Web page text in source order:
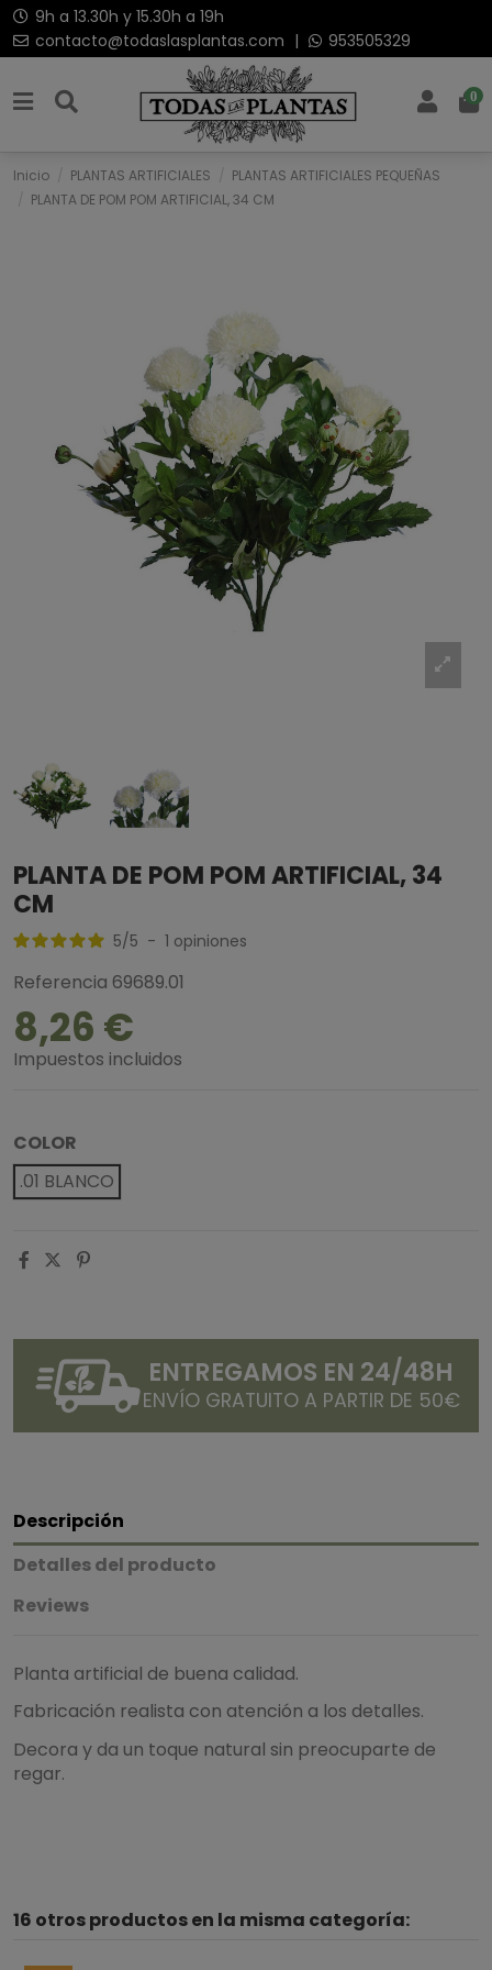
9h a 13.30h y 15.30h a 19h
contacto@todaslasplantas.com | 953505329
0
Inicio PLANTAS ARTIFICIALES
PLANTAS ARTIFICIALES PEQUEÑAS
PLANTA DE POM POM ARTIFICIAL, 34 CM
PLANTA DE POM POM ARTIFICIAL, 34
CM
5/5 - 1 opiniones
Referencia 69689.01
8,26 €
Impuestos incluidos
COLOR
.01 BLANCO
ENTREGAMOS EN 24/48H
ENVÍO GRATUITO A PARTIR DE 50€
Descripción
Detalles del producto
Reviews
Planta artificial de buena calidad.
Fabricación realista con atención a los detalles.
Decora y da un toque natural sin preocuparte de
regar.
Basado en1 opiniones
16 otros productos en la misma categoría: